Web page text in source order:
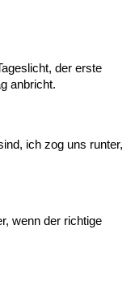
der erste
anbricht.
ich zog uns runter,
wenn der richtige